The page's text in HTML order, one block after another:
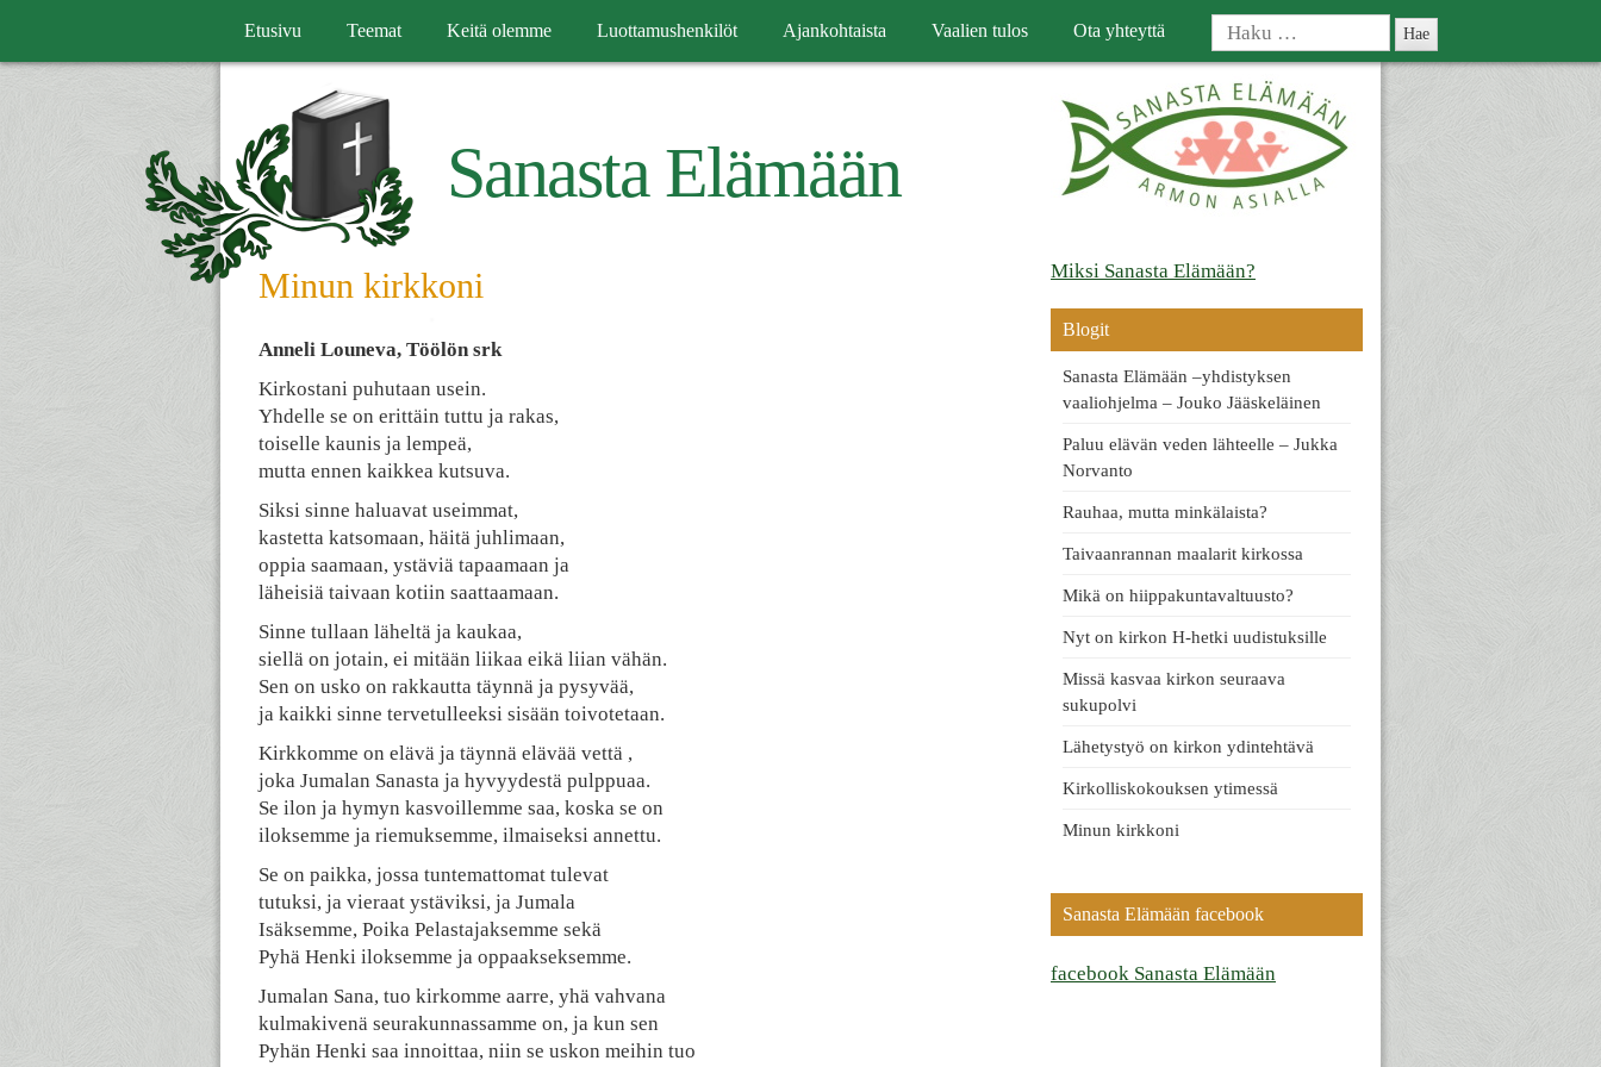
content
Etusivu Teemat Keitä olemme Luottamushenkilöt Ajankohtaista Vaalien tulos Ota yhteyttä
Haku:
Sanasta Elämään
Minun kirkkoni
Anneli Louneva, Töölön srk
Kirkostani puhutaan usein.
Yhdelle se on erittäin tuttu ja rakas,
toiselle kaunis ja lempeä,
mutta ennen kaikkea kutsuva.
Siksi sinne haluavat useimmat,
kastetta katsomaan, häitä juhlimaan,
oppia saamaan, ystäviä tapaamaan ja
läheisiä taivaan kotiin saattaamaan.
Sinne tullaan läheltä ja kaukaa,
siellä on jotain, ei mitään liikaa eikä liian vähän.
Sen on usko on rakkautta täynnä ja pysyvää,
ja kaikki sinne tervetulleeksi sisään toivotetaan.
Kirkkomme on elävä ja täynnä elävää vettä ,
joka Jumalan Sanasta ja hyvyydestä pulppuaa.
Se ilon ja hymyn kasvoillemme saa, koska se on
iloksemme ja riemuksemme, ilmaiseksi annettu.
Se on paikka, jossa tuntemattomat tulevat
tutuksi, ja vieraat ystäviksi, ja Jumala
Isäksemme, Poika Pelastajaksemme sekä
Pyhä Henki iloksemme ja oppaakseksemme.
Jumalan Sana, tuo kirkomme aarre, yhä vahvana
kulmakivenä seurakunnassamme on, ja kun sen
Pyhän Henki saa innoittaa, niin se uskon meihin tuo
Miksi Sanasta Elämään?
Blogit
Sanasta Elämään –yhdistyksen
vaaliohjelma – Jouko Jääskeläinen
Paluu elävän veden lähteelle – Jukka
Norvanto
Rauhaa, mutta minkälaista?
Taivaanrannan maalarit kirkossa
Mikä on hiippakuntavaltuusto?
Nyt on kirkon H-hetki uudistuksille
Missä kasvaa kirkon seuraava
sukupolvi
Lähetystyö on kirkon ydintehtävä
Kirkolliskokouksen ytimessä
Minun kirkkoni
Sanasta Elämään facebook
facebook Sanasta Elämään